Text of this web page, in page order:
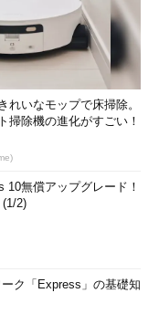
れいなモップで床掃除。
掃除機の進化がすごい！
10無償アップグレード！
2)
ク「Express」の基礎知